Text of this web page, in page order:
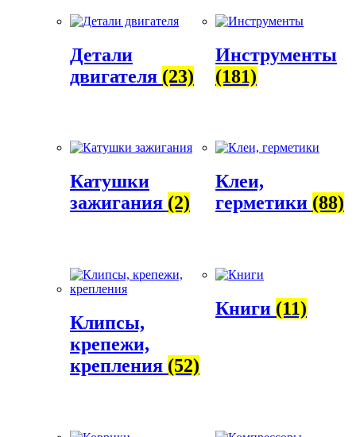
Детали
двигателя (23)
Инструменты
(181)
Катушки
зажигания (2)
Клеи,
герметики (88)
Клипсы,
крепежи,
крепления (52)
Книги (11)